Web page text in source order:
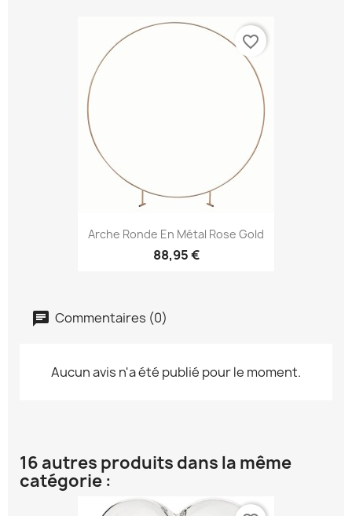
Arche Ronde En Métal Rose Gold
88,95 €
favorite_border
Commentaires (0)
Aucun avis n'a été publié pour le moment.
16 autres produits dans la même
catégorie :